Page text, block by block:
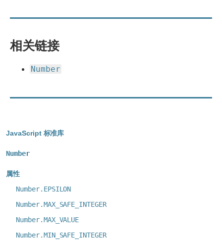
相关链接
Number
Metadata
JavaScript 标准库
Number
属性
Number.EPSILON
Number.MAX_SAFE_INTEGER
Number.MAX_VALUE
Number.MIN_SAFE_INTEGER